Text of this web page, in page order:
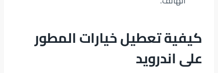
كيفية تعطيل خيارات المطور
على اندرويد